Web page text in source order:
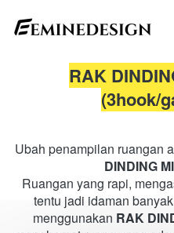
RAK
(3hook/
Ubah penampilan ruangan
DINDING
Ruangan yang rapi,
tentu jadi idaman
menggunakan RAK